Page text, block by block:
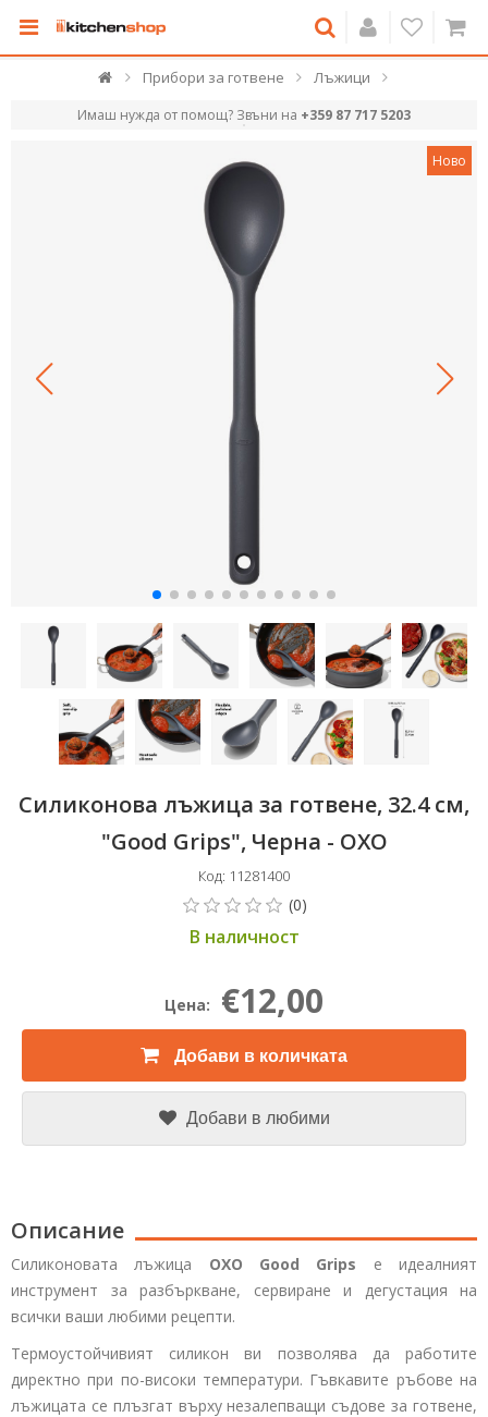
Прибори за готвене Лъжици
Имаш нужда от помощ? Звъни на +359 87 717 5203
Ново
Силиконова лъжица за готвене, 32.4 см,
"Good Grips", Черна - OXO
Код: 11281400
В наличност
Цена: €12,00
Добави в количката
Добави в любими
Описание
Силиконовата лъжица OXO Good Grips е идеалният
инструмент за разбъркване, сервиране и дегустация на
всички ваши любими рецепти.
Термоустойчивият силикон ви позволява да работите
директно при по-високи температури. Гъвкавите ръбове на
лъжицата се плъзгат върху незалепващи съдове за готвене,